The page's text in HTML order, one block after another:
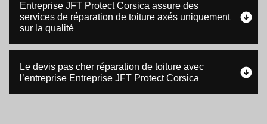
Entreprise JFT Protect Corsica assure des
services de réparation de toiture axés uniquement
sur la qualité
Le devis pas cher réparation de toiture avec
l’entreprise Entreprise JFT Protect Corsica